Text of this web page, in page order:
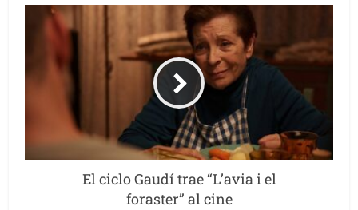
El ciclo Gaudí trae “L’avia i el
foraster” al cine